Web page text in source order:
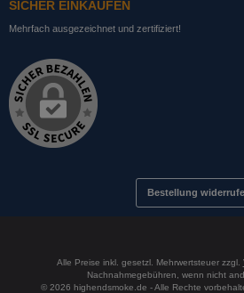
SICHER EINKAUFEN
Mehrfach ausgezeichnet und zertifiziert!
Bestellung
Alle Preise inkl. gesetzl. Mehrwertsteuer zzgl.
Nachnahmegebühren, wenn nicht
© 2026 highendsmoke.de - Alle Rechte